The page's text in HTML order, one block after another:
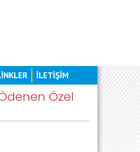
İLETİŞİM
Özel